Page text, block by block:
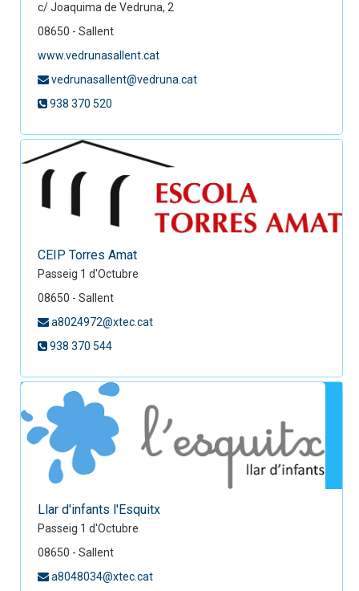
c/ Joaquima de Vedruna, 2
08650 - Sallent
www.vedrunasallent.cat
vedrunasallent@vedruna.cat
938 370 520
CEIP Torres Amat
Passeig 1 d'Octubre
08650 - Sallent
a8024972@xtec.cat
938 370 544
Llar d'infants l'Esquitx
Passeig 1 d'Octubre
08650 - Sallent
a8048034@xtec.cat